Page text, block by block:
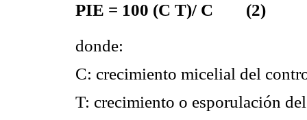
PIE = 100 (C T)/ C (2)
donde:
C: crecimiento micelial del
T: crecimiento o esporulación